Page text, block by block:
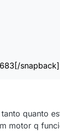
snapback]
quanto
motor q